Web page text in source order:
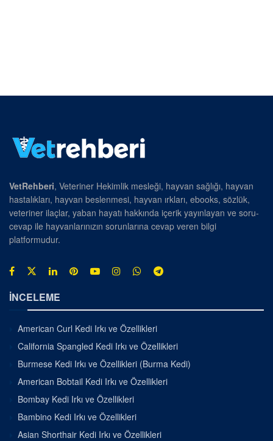
VetRehberi, Veteriner Hekimlik mesleği, hayvan sağlığı, hayvan
hastalıkları, hayvan beslenmesi, hayvan ırkları, ebooks, sözlük,
veteriner ilaçlar, yaban hayatı hakkında içerik yayınlayan ve soru-
cevap ile hayvanlarınızın sorunlarına cevap veren bilgi
platformudur.
İNCELEME
American Curl Kedi Irkı ve Özellikleri
California Spangled Kedi Irkı ve Özellikleri
Burmese Kedi Irkı ve Özellikleri (Burma Kedi)
American Bobtail Kedi Irkı ve Özellikleri
Bombay Kedi Irkı ve Özellikleri
Bambino Kedi Irkı ve Özellikleri
Asian Shorthair Kedi Irkı ve Özellikleri